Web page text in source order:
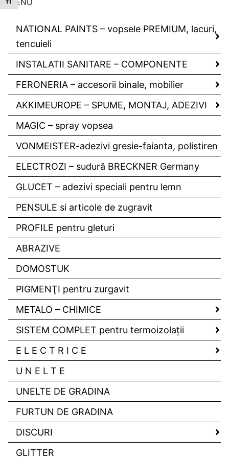
Toggle Font size
NATIONAL PAINTS – vopsele PREMIUM, lacuri,
tencuieli
INSTALATII SANITARE – COMPONENTE
FERONERIA – accesorii binale, mobilier
AKKIMEUROPE – SPUME, MONTAJ, ADEZIVI
MAGIC – spray vopsea
VONMEISTER-adezivi gresie-faianta, polistiren
ELECTROZI – sudură BRECKNER Germany
GLUCET – adezivi speciali pentru lemn
PENSULE si articole de zugravit
PROFILE pentru gleturi
ABRAZIVE
DOMOSTUK
PIGMENŢI pentru zurgavit
METALO – CHIMICE
SISTEM COMPLET pentru termoizolaţii
E L E C T R I C E
U N E L T E
UNELTE DE GRADINA
FURTUN DE GRADINA
DISCURI
GLITTER